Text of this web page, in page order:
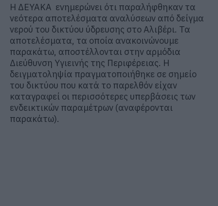
Η ΔΕΥΑΚΑ ενημερώνει ότι παραλήφθηκαν τα
νεότερα αποτελέσματα αναλύσεων από δείγμα
νερού του δικτύου ύδρευσης στο Αλιβέρι. Τα
αποτελέσματα, τα οποία ανακοινώνουμε
παρακάτω, αποστέλλονται στην αρμόδια
Διεύθυνση Υγιεινής της Περιφέρειας. Η
δειγματοληψία πραγματοποιήθηκε σε σημείο
του δικτύου που κατά το παρελθόν είχαν
καταγραφεί οι περισσότερες υπερβάσεις των
ενδεικτικών παραμέτρων (αναφέρονται
παρακάτω).